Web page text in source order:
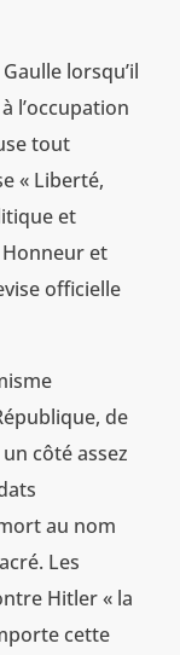
lorsqu’il
l’occupation
tout
« Liberté,
et
et
officielle
de
côté assez
au nom
Les
Hitler « la
cette